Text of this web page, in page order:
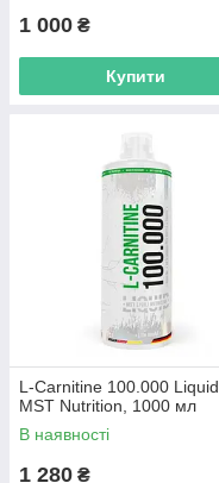
1 000 ₴
Купити
L-Carnitine 100.000 Liquid
MST Nutrition, 1000 мл
В наявності
1 280 ₴